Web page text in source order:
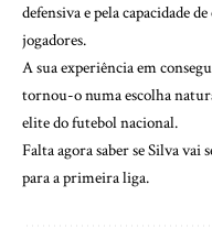
defensiva e pela capacidade
jogadores.
A sua experiência em
tornou-o numa escolha
elite do futebol nacional.
Falta agora saber se Silva vai
para a primeira liga.